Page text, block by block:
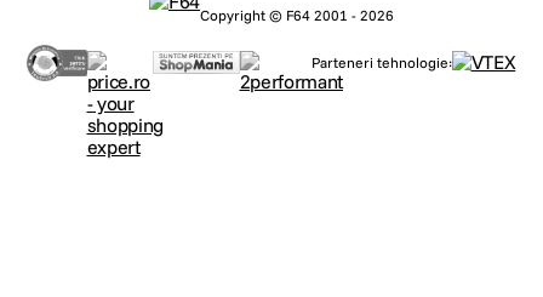
Copyright © F64 2001 - 2026
Parteneri tehnologie: